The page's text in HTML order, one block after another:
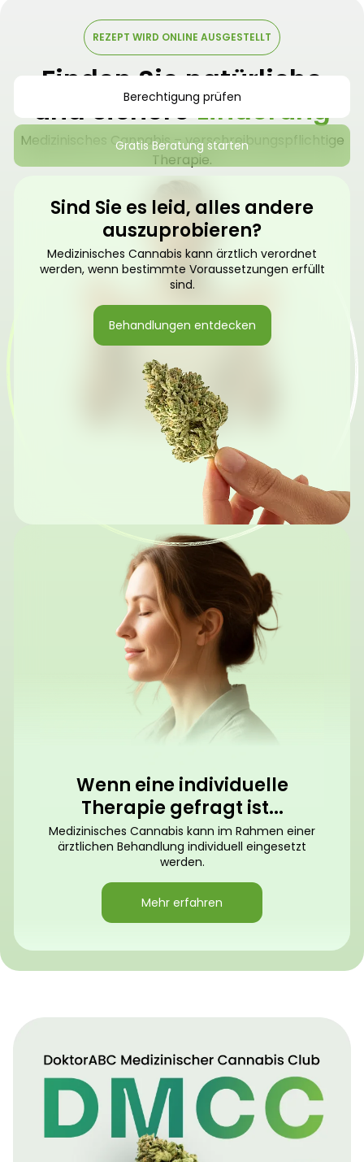
REZEPT WIRD ONLINE AUSGESTELLT
Finden Sie natürliche
und sichereLinderung
Medizinisches Cannabis – verschreibungspflichtige
Therapie.
Berechtigung prüfen
Gratis Beratung starten
Sind Sie es leid, alles andere
auszuprobieren?
Medizinisches Cannabis kann ärztlich verordnet
werden, wenn bestimmte Voraussetzungen erfüllt
sind.
Behandlungen entdecken
Wenn eine individuelle
Therapie gefragt ist...
Medizinisches Cannabis kann im Rahmen einer
ärztlichen Behandlung individuell eingesetzt
werden.
Mehr erfahren